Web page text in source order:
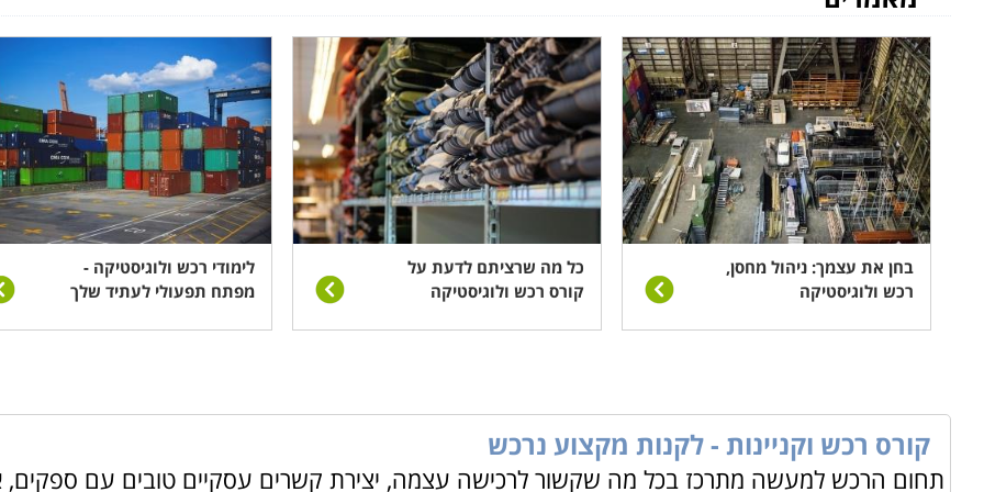
בחן את עצמך: ניהול מחסן,
רכש ולוגיסטיקה
כל מה שרציתם לדעת על
קורס רכש ולוגיסטיקה
לימודי רכש ולוגיסטיקה -
מפתח תפעולי לעתיד שלך
קורס רכש וקניינות - לקנות מקצוע נרכש
תחום הרכש למעשה מתרכז בכל מה שקשור לרכישה עצמה, יצירת קשרים עסקיים טובים עם ספקים,